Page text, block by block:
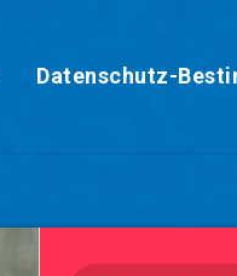
Datenschutz-